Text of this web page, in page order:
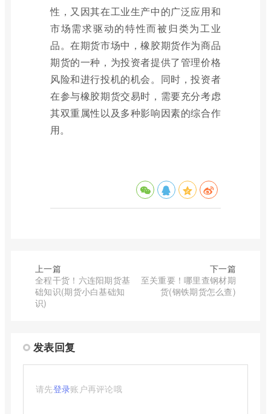
性，又因其在工业生产中的广泛应用和
市场需求驱动的特性而被归类为工业
品。在期货市场中，橡胶期货作为商品
期货的一种，为投资者提供了管理价格
风险和进行投机的机会。同时，投资者
在参与橡胶期货交易时，需要充分考虑
其双重属性以及多种影响因素的综合作
用。
上一篇
全程干货！六连阳期货基
础知识(期货小白基础知
识)
下一篇
至关重要！哪里查钢材期
货(钢铁期货怎么查)
发表回复
请先登录账户再评论哦